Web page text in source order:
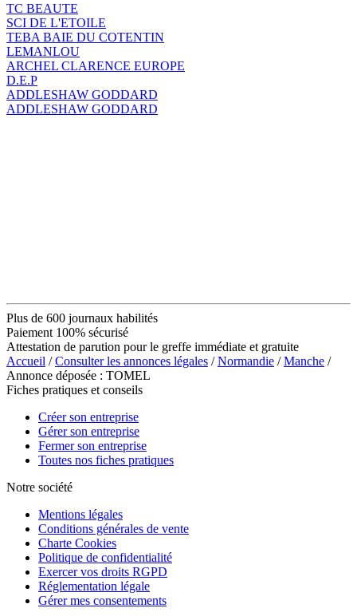
TC BEAUTE
SCI DE L'ETOILE
TEBA BAIE DU COTENTIN
LEMANLOU
ARCHEL CLARENCE EUROPE
D.E.P
ADDLESHAW GODDARD
ADDLESHAW GODDARD
Plus de 600 journaux habilités
Paiement 100% sécurisé
Attestation de parution pour le greffe immédiate et gratuite
Accueil /Consulter les annonces légales /Normandie /Manche /
Annonce déposée : TOMEL
Fiches pratiques et conseils
Créer son entreprise
Gérer son entreprise
Fermer son entreprise
Toutes nos fiches pratiques
Notre société
Mentions légales
Conditions générales de vente
Charte Cookies
Politique de confidentialité
Exercer vos droits RGPD
Réglementation légale
Gérer mes consentements